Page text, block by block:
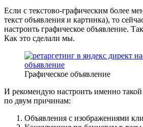
Если с текстово-графическим более
текст объявления и картинка), то
настроить графическое объявление.
Как это сделали мы.
Графическое объявление
И рекомендую настроить именно
по двум причинам:
Объявления с изображениями